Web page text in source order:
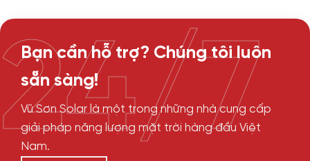
Bạn cần hỗ trợ? Chúng tôi luôn
sẵn sàng!
Vũ Sơn Solar là một trong những nhà cung cấp
giải pháp năng lượng mặt trời hàng đầu Việt
Nam.
24/7